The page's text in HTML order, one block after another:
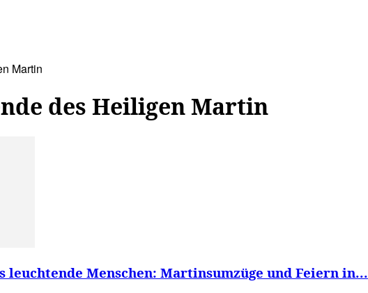
Martin
des Heiligen Martin
Menschen: Martinsumzüge und Feiern in...